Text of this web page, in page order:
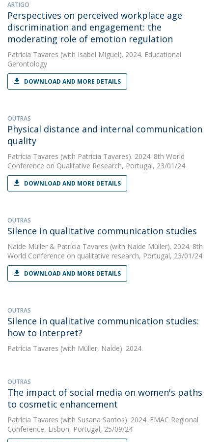
ARTIGO
Perspectives on perceived workplace age
discrimination and engagement: the
moderating role of emotion regulation
Patrícia Tavares (with Isabel Miguel). 2024. Educational
Gerontology
DOWNLOAD AND MORE DETAILS
OUTRAS
Physical distance and internal communication
quality
Patrícia Tavares (with Patrícia Tavares). 2024. 8th World
Conference on Qualitative Research, Portugal, 23/01/24
DOWNLOAD AND MORE DETAILS
OUTRAS
Silence in qualitative communication studies
Naíde Müller & Patrícia Tavares (with Naíde Müller). 2024. 8th
World Conference on qualitative research, Portugal, 23/01/24
DOWNLOAD AND MORE DETAILS
OUTRAS
Silence in qualitative communication studies:
how to interpret?
Patrícia Tavares (with Müller, Naíde). 2024.
OUTRAS
The impact of social media on women's paths
to cosmetic enhancement
Patrícia Tavares (with Susana Santos). 2024. EMAC Regional
Conference, Lisbon, Portugal, 25/09/24